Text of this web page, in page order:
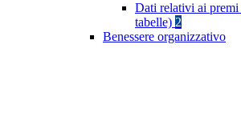
Dati relativi ai
tabelle) 2
Benessere organizzativo